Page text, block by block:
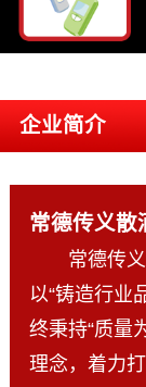
企业简介
常德传义散
常德传义
以“铸造行业
终秉持“质量
理念，着力